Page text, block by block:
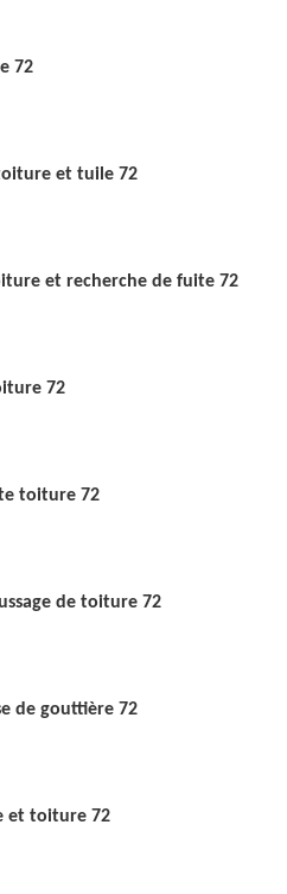
72
et tuile 72
et recherche de fuite 72
72
toiture 72
de toiture 72
de gouttière 72
et toiture 72